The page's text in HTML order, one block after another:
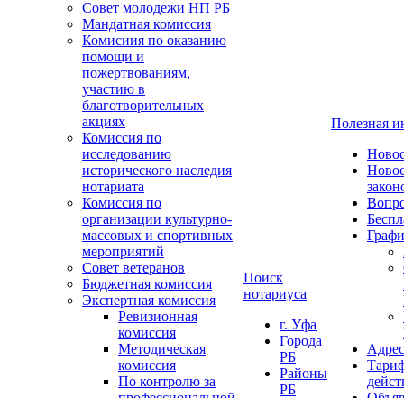
Совет молодежи НП РБ
Мандатная комиссия
Комисиия по оказанию
помощи и
пожертвованиям,
участию в
благотворительных
акциях
Комиссия по
исследованию
исторического наследия
нотариата
Комиссия по
организации культурно-
массовых и спортивных
мероприятий
Совет ветеранов
Бюджетная комиссия
Экспертная комиссия
Ревизионная
комиссия
Методическая
комиссия
По контролю за
Поиск
нотариуса
г. Уфа
Города
РБ
Районы
РБ
Полезная